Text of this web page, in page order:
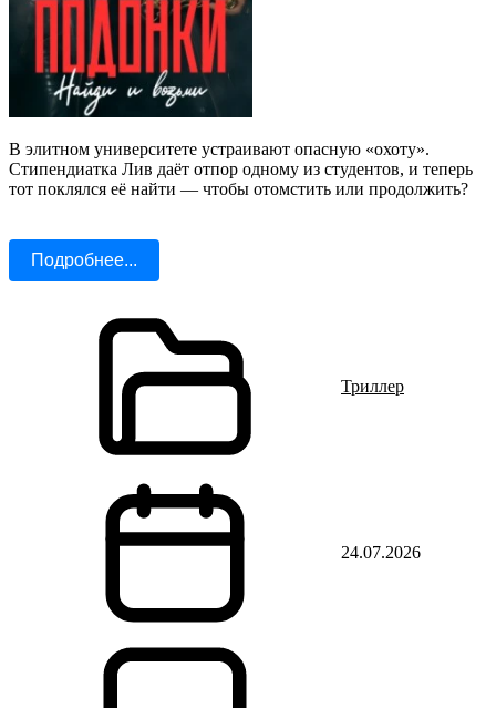
В элитном университете устраивают опасную «охоту».
Стипендиатка Лив даёт отпор одному из студентов, и теперь
тот поклялся её найти — чтобы отомстить или продолжить?
Подробнее...
Триллер
24.07.2026